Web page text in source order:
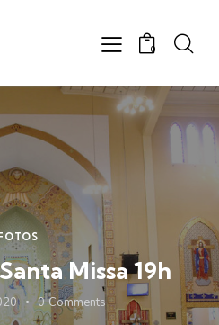
0
Missa 19h
0 Comments